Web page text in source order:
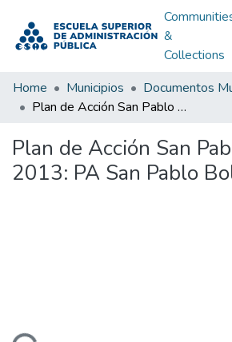
&
Collections
Home Municipios
Documentos
Plan de Acción San Pablo Bolivar 2013: PA San Pablo Bolivar 2013
Plan de Acción San
2013: PA San Pablo